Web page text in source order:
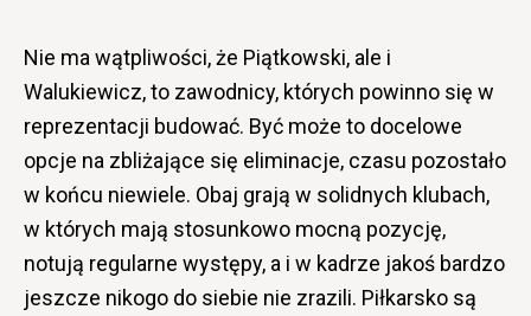
Nie ma wątpliwości, że Piątkowski, ale i
Walukiewicz, to zawodnicy, których powinno się w
reprezentacji budować. Być może to docelowe
opcje na zbliżające się eliminacje, czasu pozostało
w końcu niewiele. Obaj grają w solidnych klubach,
w których mają stosunkowo mocną pozycję,
notują regularne występy, a i w kadrze jakoś bardzo
jeszcze nikogo do siebie nie zrazili. Piłkarsko są